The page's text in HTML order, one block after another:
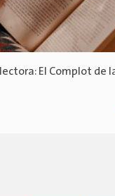
El Complot de